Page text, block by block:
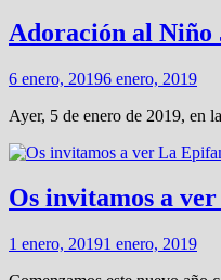
Adoración al Niño
6 enero, 20196 enero, 2019
Ayer, 5 de enero de 2019, en
Os invitamos a
1 enero, 20191 enero, 2019